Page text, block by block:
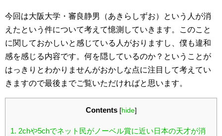
今回は大阪大学・審良静男（あきらしずお）という人が消
えたという件について考えて憶測していきます。このこと
に関しておかしいと感じている人がおりますし、僕も違和
感を感じる内容です。何を隠しているのか？ということが
はっきりとわかりませんがおかしな点に注目して考えてい
きますので最後までご覧いただければと思います。
Contents [hide]
1. 2chや5chでネット民がノーベル賞に近い日本の天才が消